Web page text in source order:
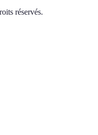
réservés.